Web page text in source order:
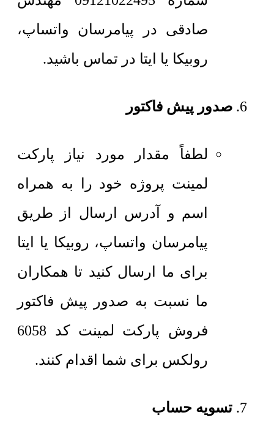
صادقی در پیامرسان واتساپ،
روبیکا یا ایتا در تماس باشید.
صدور پیش فاکتور
لطفاً مقدار مورد نیاز پارکت
لمینت پروژه خود را به همراه
اسم و آدرس ارسال از طریق
پیامرسان واتساپ، روبیکا یا ایتا
برای ما ارسال کنید تا همکاران
ما نسبت به صدور پیش فاکتور
فروش پارکت لمینت کد 6058
رولکس برای شما اقدام کنند.
تسویه حساب